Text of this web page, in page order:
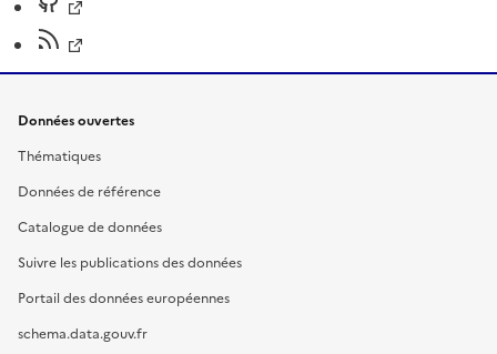
Données ouvertes
Thématiques
Données de référence
Catalogue de données
Suivre les publications des données
Portail des données européennes
schema.data.gouv.fr